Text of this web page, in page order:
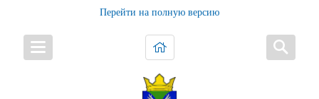
Перейти на полную версию